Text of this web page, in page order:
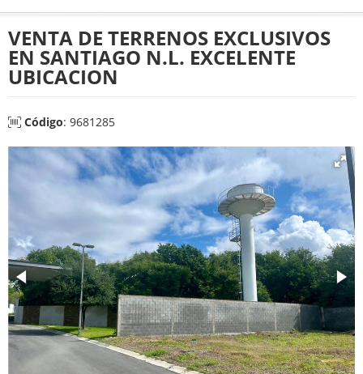
VENTA DE TERRENOS EXCLUSIVOS
EN SANTIAGO N.L. EXCELENTE
UBICACION
Código: 9681285